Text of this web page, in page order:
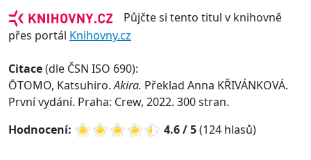
Půjčte si tento titul v knihovně
přes portál Knihovny.cz
Citace(dle ČSN ISO 690):
ŌTOMO, Katsuhiro.Akira. Překlad Anna KŘIVÁNKOVÁ.
První vydání. Praha: Crew, 2022. 300 stran.
Hodnocení:
4.6 / 5(124 hlasů)